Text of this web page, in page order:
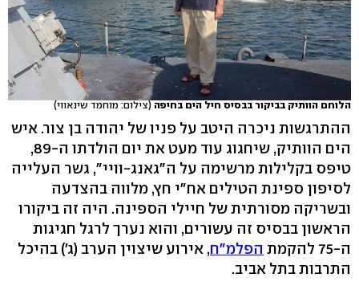
הלוחם הוותיק בביקור בבסיס חיל הים בחיפה(צילום: מוחמד שינאווי)
ההתרגשות ניכרה היטב על פניו של יהודה בן צור. איש
הים הוותיק, שיחגוג עוד מעט את יום הולדתו ה-89,
טיפס בקלילות מרשימה על ה"גאנג-וויי", גשר העלייה
לסיפון ספינת הטילים אח"י חץ, מלווה בהצדעה
ובשריקה מסורתית של חיילי הספינה. היה זה ביקורו
הראשון בבסיס זה עשורים, והוא נערך לרגל חגיגות
ה-75 להקמת
הפלמ"ח, אירוע שיצוין הערב (ג') בהיכל
התרבות בתל אביב.